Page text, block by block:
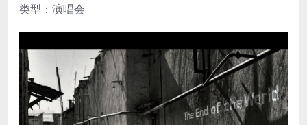
类型：演唱会